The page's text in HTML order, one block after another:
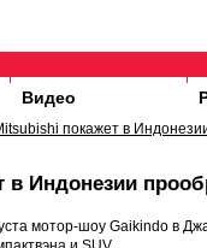
Видео
покажет в
Индонезии
мотор-шоу Gaikindo в